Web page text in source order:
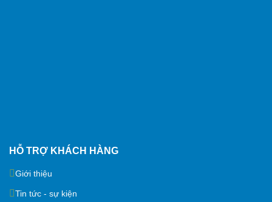
HỖ TRỢ KHÁCH HÀNG
Giới thiệu
Tin tức - sự kiện